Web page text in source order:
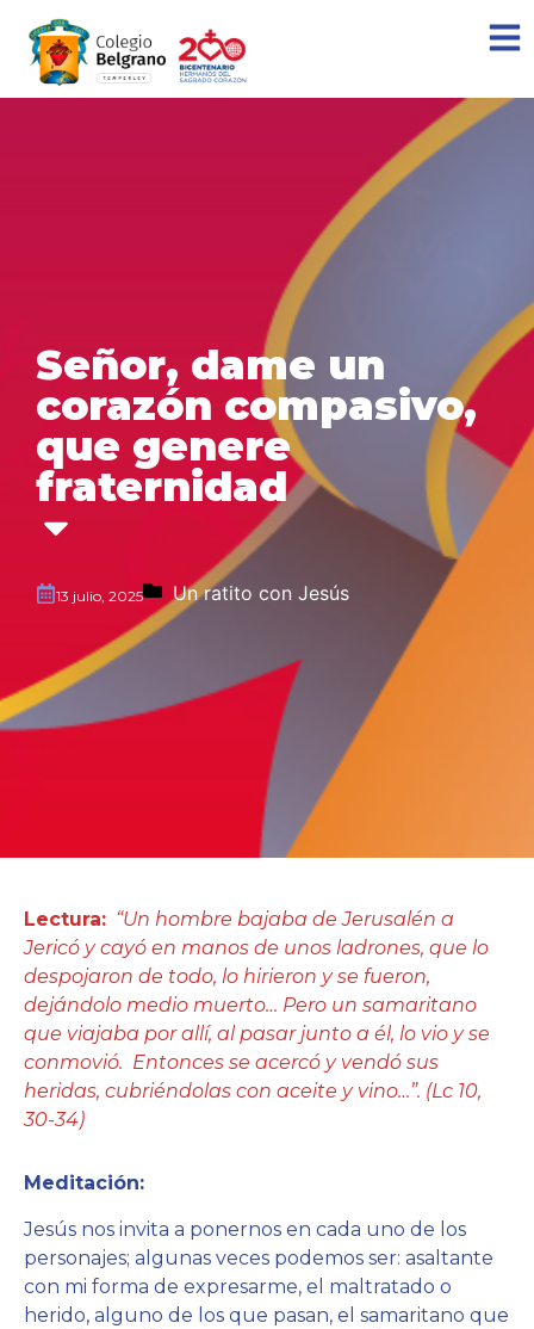
Señor, dame un
corazón compasivo,
que genere
fraternidad
13 julio, 2025 Un ratito con Jesús
Lectura: “Un hombre bajaba de Jerusalén a
Jericó y cayó en manos de unos ladrones, que lo
despojaron de todo, lo hirieron y se fueron,
dejándolo medio muerto… Pero un samaritano
que viajaba por allí, al pasar junto a él, lo vio y se
conmovió. Entonces se acercó y vendó sus
heridas, cubriéndolas con aceite y vino…”. (Lc 10,
30-34)
Meditación:
Jesús nos invita a ponernos en cada uno de los
personajes; algunas veces podemos ser: asaltante
con mi forma de expresarme, el maltratado o
herido, alguno de los que pasan, el samaritano que